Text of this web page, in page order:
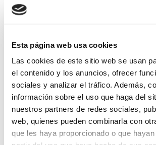
Esta página web usa cookies
Las cookies de este sitio web se usan
el contenido y los anuncios, ofrecer
sociales y analizar el tráfico. Además,
información sobre el uso que haga del
nuestros partners de redes sociales,
web, quienes pueden combinarla con
que les haya proporcionado o que
fortaleza de los semiconductores y los
capitalización.
La publicación de la encuesta preliminar
Universidad de Michigan sobre la
consumidores en septiembre mostró
expectativas a un año vista sobre las
personales y la economía mejoraron
agosto. Esto contribuyó a mejorar la
mercado en que la economía
una recesión.